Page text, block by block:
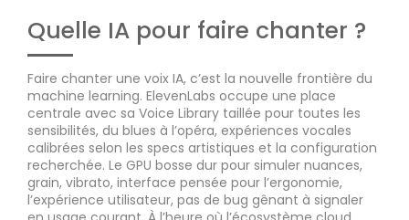
Quelle IA pour faire chanter ?
Faire chanter une voix IA, c’est la nouvelle frontière du
machine learning. ElevenLabs occupe une place
centrale avec sa Voice Library taillée pour toutes les
sensibilités, du blues à l’opéra, expériences vocales
calibrées selon les specs artistiques et la configuration
recherchée. Le GPU bosse dur pour simuler nuances,
grain, vibrato, interface pensée pour l’ergonomie,
l’expérience utilisateur, pas de bug gênant à signaler